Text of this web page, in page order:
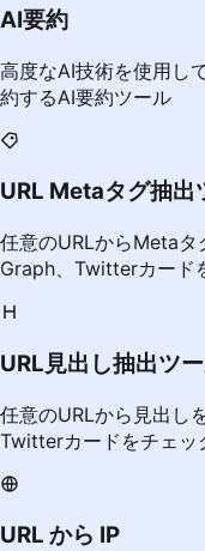
AI要約
高度なAI技術を使用し
約するAI要約ツール
URL Metaタグ抽出
任意のURLからMeta
Graph、Twitterカード
URL見出し抽出ツ
任意のURLから見出し
Twitterカードをチェッ
URL から IP